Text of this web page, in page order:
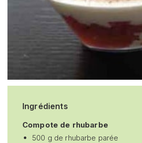
Ingrédients
Compote de rhubarbe
500 g de rhubarbe parée